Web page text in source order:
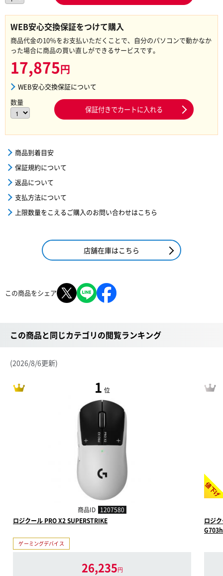
WEB安心交換保証をつけて購入
商品代金の10％をお支払いただくことで、自分のパソコンで動かなか
った場合に商品の買い直しができるサービスです。
17,875円
WEB安心交換保証について
数量
保証付きでカートに入れる
商品到着目安
保証規約について
返品について
支払方法について
上限数量をこえるご購入のお問い合わせはこちら
店舗在庫はこちら
この商品をシェア
この商品と同じカテゴリの閲覧ランキング
(2026/8/6更新)
1 位
商品ID 1207580
ロジクール PRO X2 SUPERSTRIKE
ゲーミングデバイス
26,235円
値下げ
ロジ
G703h